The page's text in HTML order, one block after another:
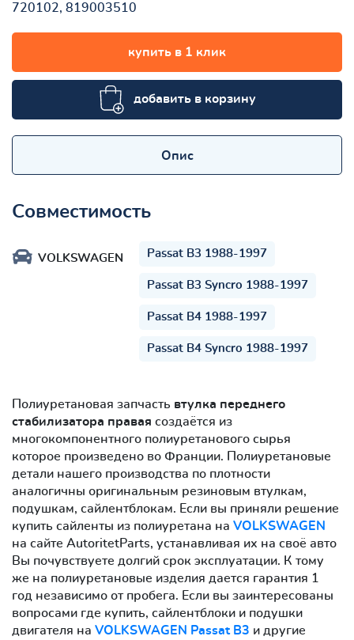
720102, 819003510
купить в 1 клик
добавить в корзину
Опис
Совместимость
VOLKSWAGEN Passat B3 1988-1997
Passat B3 Syncro 1988-1997
Passat B4 1988-1997
Passat B4 Syncro 1988-1997
Полиуретановая запчасть втулка переднего
стабилизатора правая создаётся из
многокомпонентного полиуретанового сырья
которое произведено во Франции. Полиуретановые
детали нашего производства по плотности
аналогичны оригинальным резиновым втулкам,
подушкам, сайлентблокам. Если вы приняли решение
купить сайленты из полиуретана на VOLKSWAGEN
на сайте AutoritetParts, устанавливая их на своё авто
Вы почувствуете долгий срок эксплуатации. К тому
же на полиуретановые изделия дается гарантия 1
год независимо от пробега. Если вы заинтересованы
вопросами где купить, сайлентблоки и подушки
двигателя на VOLKSWAGEN Passat B3 и другие